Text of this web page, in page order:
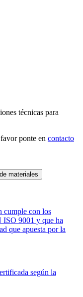
técnicas para
ponte en contacto
materiales
cumple con los
ISO 9001 y que ha
que apuesta por la
según la